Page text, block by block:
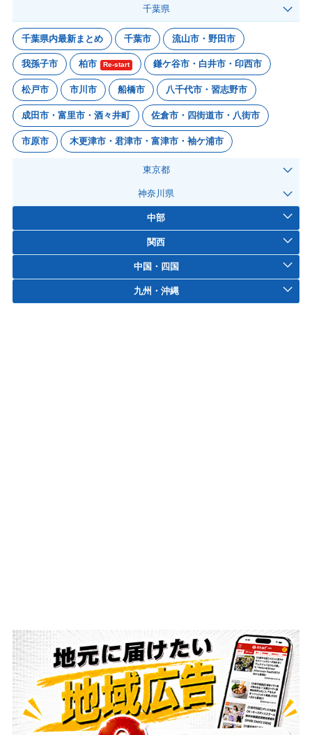
千葉県
千葉県内最新まとめ 千葉市 流山市・野田市
我孫子市 柏市 Re-start 鎌ケ谷市・白井市・印西市
松戸市 市川市 船橋市 八千代市・習志野市
成田市・富里市・酒々井町 佐倉市・四街道市・八街市
市原市 木更津市・君津市・富津市・袖ケ浦市
東京都
神奈川県
中部
関西
中国・四国
九州・沖縄